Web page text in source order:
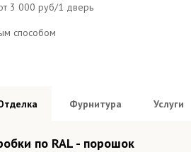
3 000 руб/1 дверь
способом
Фурнитура Услуги
по RAL - порошок